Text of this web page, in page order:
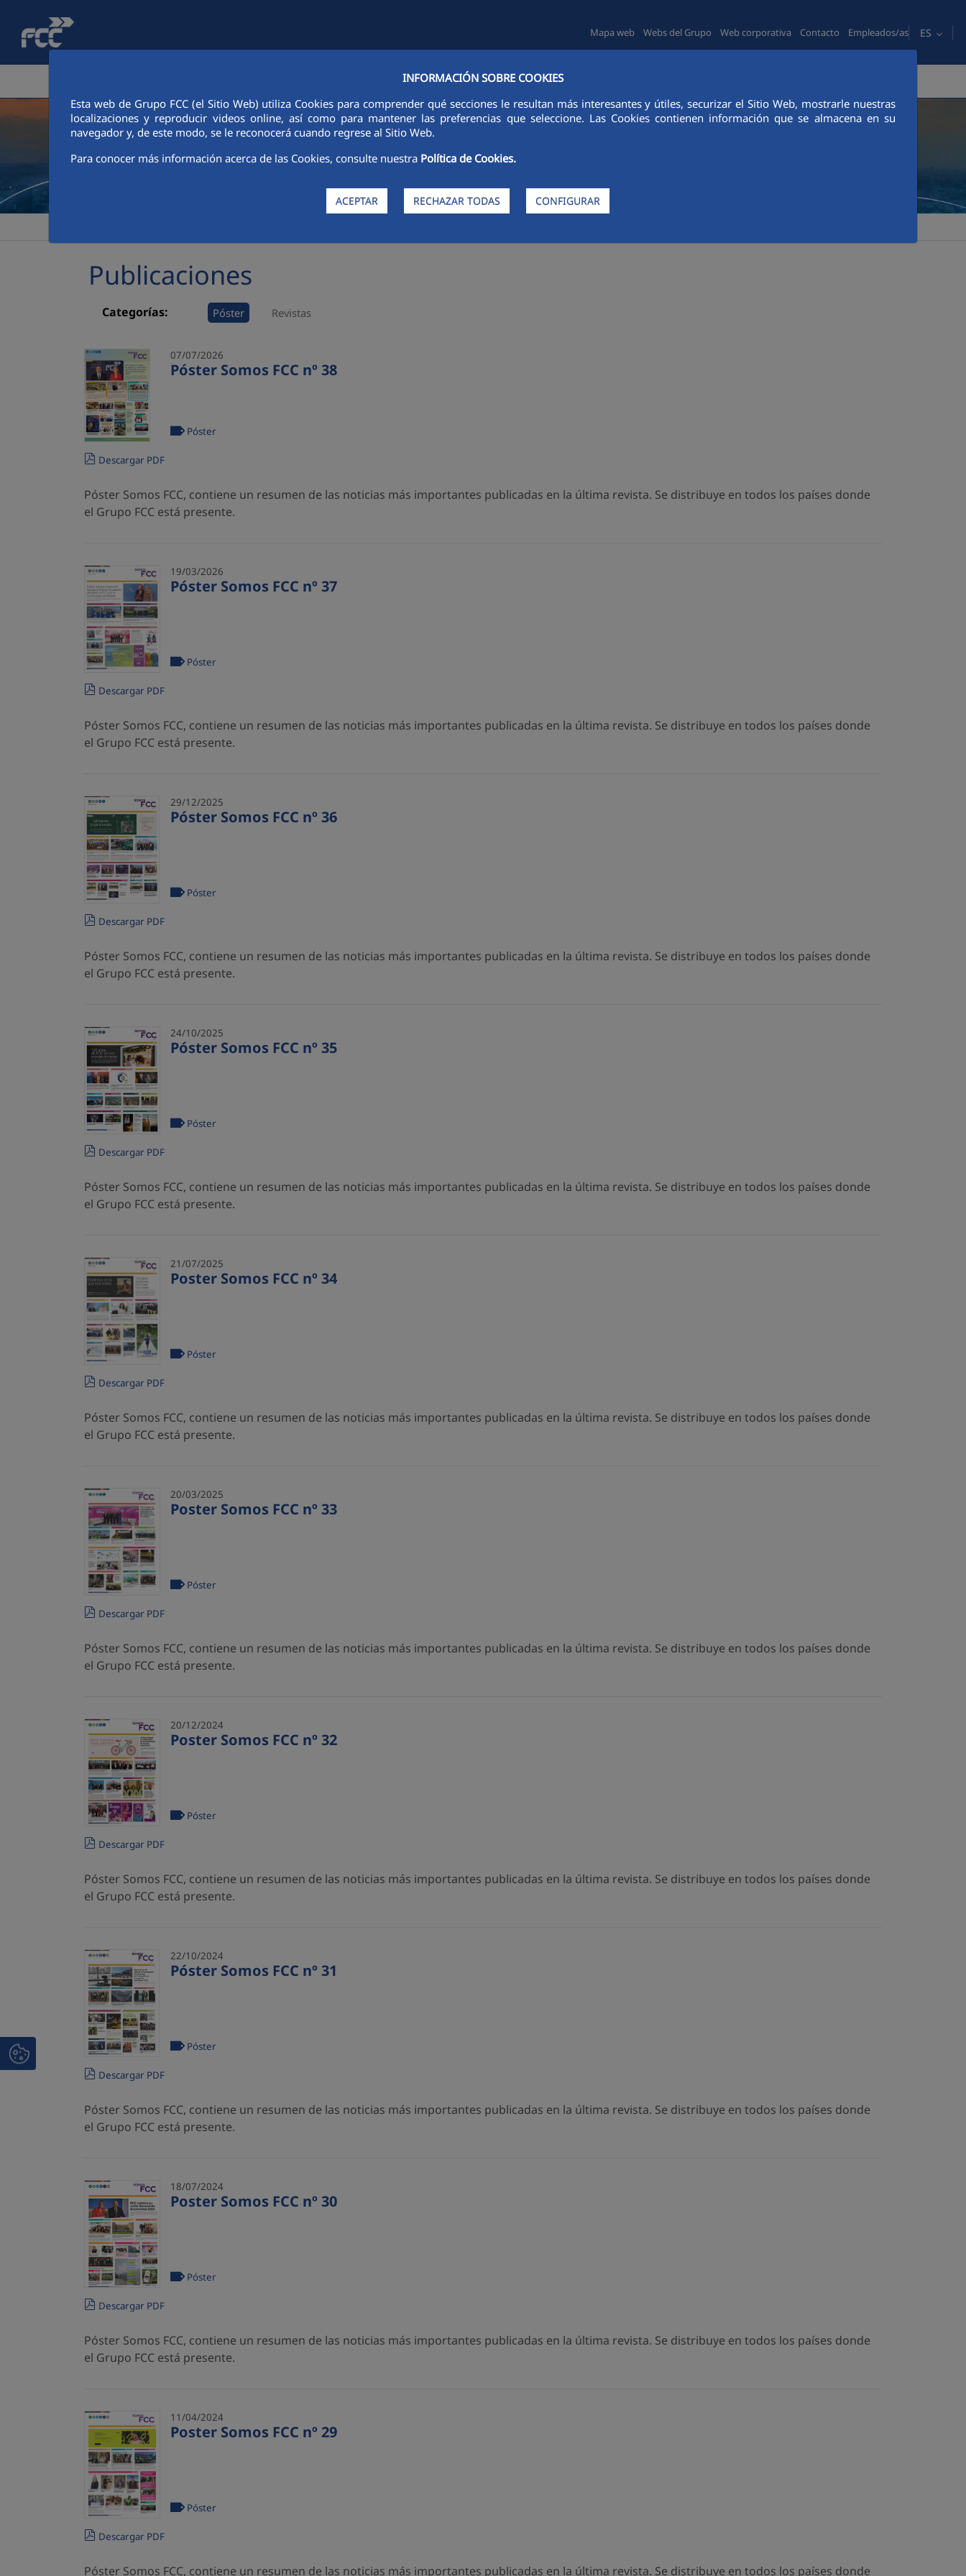
Saltar al contenido principal
INFORMACIÓN SOBRE COOKIES
Esta web de Grupo FCC (el Sitio Web) utiliza Cookies para comprender qué secciones le resultan más interesantes y útiles, securizar el Sitio Web, mostrarle nuestras
localizaciones y reproducir videos online, así como para mantener las preferencias que seleccione. Las Cookies contienen información que se almacena en su
navegador y, de este modo, se le reconocerá cuando regrese al Sitio Web.
Para conocer más información acerca de las Cookies, consulte nuestra Política de Cookies.
ACEPTAR RECHAZAR TODAS CONFIGURAR
Mapa web Webs del Grupo Web corporativa Contacto Empleados/as ES
SOSTENIBILIDAD GOBIERNO CORPORATIVO
Publicaciones
Categorías: Póster Revistas
07/07/2026
Póster Somos FCC nº 38
Descargar PDF
Póster
Póster Somos FCC, contiene un resumen de las noticias más importantes publicadas en la última revista. Se distribuye en todos los países donde
el Grupo FCC está presente.
19/03/2026
Póster Somos FCC nº 37
Descargar PDF
Póster
Póster Somos FCC, contiene un resumen de las noticias más importantes publicadas en la última revista. Se distribuye en todos los países donde
el Grupo FCC está presente.
29/12/2025
Póster Somos FCC nº 36
Descargar PDF
Póster
Póster Somos FCC, contiene un resumen de las noticias más importantes publicadas en la última revista. Se distribuye en todos los países donde
el Grupo FCC está presente.
24/10/2025
Póster Somos FCC nº 35
Descargar PDF
Póster
Póster Somos FCC, contiene un resumen de las noticias más importantes publicadas en la última revista. Se distribuye en todos los países donde
el Grupo FCC está presente.
21/07/2025
Poster Somos FCC nº 34
Descargar PDF
Póster
Póster Somos FCC, contiene un resumen de las noticias más importantes publicadas en la última revista. Se distribuye en todos los países donde
el Grupo FCC está presente.
20/03/2025
Poster Somos FCC nº 33
Descargar PDF
Póster
Póster Somos FCC, contiene un resumen de las noticias más importantes publicadas en la última revista. Se distribuye en todos los países donde
el Grupo FCC está presente.
20/12/2024
Poster Somos FCC nº 32
Descargar PDF
Póster
Póster Somos FCC, contiene un resumen de las noticias más importantes publicadas en la última revista. Se distribuye en todos los países donde
el Grupo FCC está presente.
22/10/2024
Póster Somos FCC nº 31
Descargar PDF
Póster
Póster Somos FCC, contiene un resumen de las noticias más importantes publicadas en la última revista. Se distribuye en todos los países donde
el Grupo FCC está presente.
18/07/2024
Poster Somos FCC nº 30
Descargar PDF
Póster
Póster Somos FCC, contiene un resumen de las noticias más importantes publicadas en la última revista. Se distribuye en todos los países donde
el Grupo FCC está presente.
11/04/2024
Poster Somos FCC nº 29
Descargar PDF
Póster
Póster Somos FCC, contiene un resumen de las noticias más importantes publicadas en la última revista. Se distribuye en todos los países donde